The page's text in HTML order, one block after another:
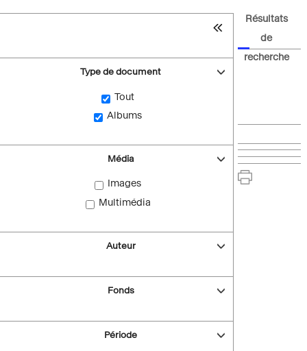
Type de document
Tout
Albums
Média
Images
Multimédia
Auteur
Fonds
Période
Résultats
de
recherche